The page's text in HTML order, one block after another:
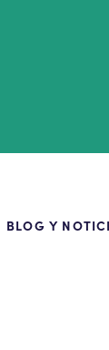
BLOG Y